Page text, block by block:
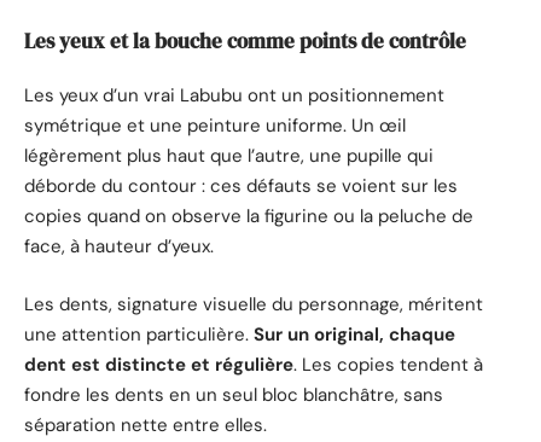
Les yeux et la bouche comme points de contrôle
Les yeux d’un vrai Labubu ont un positionnement
symétrique et une peinture uniforme. Un œil
légèrement plus haut que l’autre, une pupille qui
déborde du contour : ces défauts se voient sur les
copies quand on observe la figurine ou la peluche de
face, à hauteur d’yeux.
Les dents, signature visuelle du personnage, méritent
une attention particulière. Sur un original, chaque
dent est distincte et régulière. Les copies tendent à
fondre les dents en un seul bloc blanchâtre, sans
séparation nette entre elles.